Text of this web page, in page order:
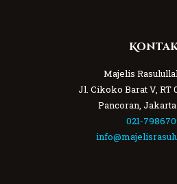
Majelis
Jl. Cikoko Barat V, RT
Pancoran,
021-